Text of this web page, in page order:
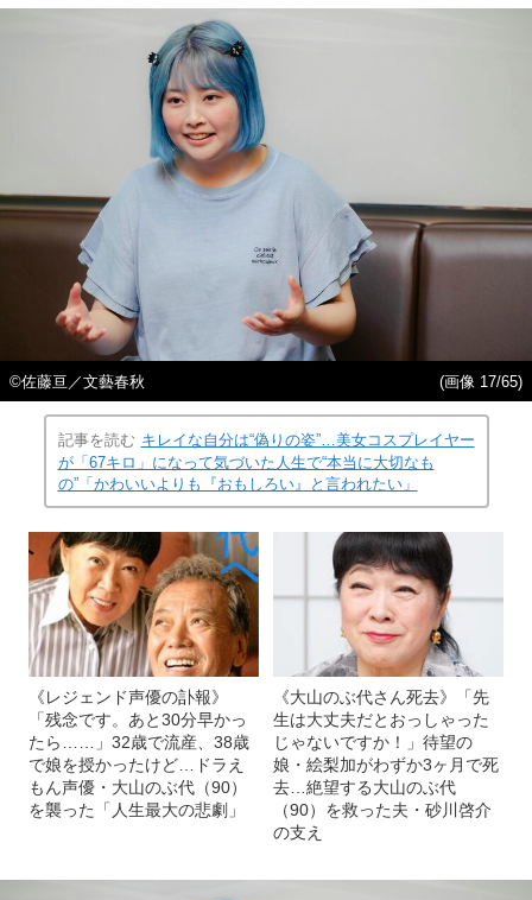
©佐藤亘／文藝春秋 (画像 17/65)
記事を読む キレイな自分は“偽りの姿”…美女コスプレイヤー
が「67キロ」になって気づいた人生で“本当に大切なも
の”「かわいいよりも『おもしろい』と言われたい」
《レジェンド声優の訃報》
「残念です。あと30分早かっ
たら……」32歳で流産、38歳
で娘を授かったけど…ドラえ
もん声優・大山のぶ代（90）
を襲った「人生最大の悲劇」
《大山のぶ代さん死去》「先
生は大丈夫だとおっしゃった
じゃないですか！」待望の
娘・絵梨加がわずか3ヶ月で死
去…絶望する大山のぶ代
（90）を救った夫・砂川啓介
の支え